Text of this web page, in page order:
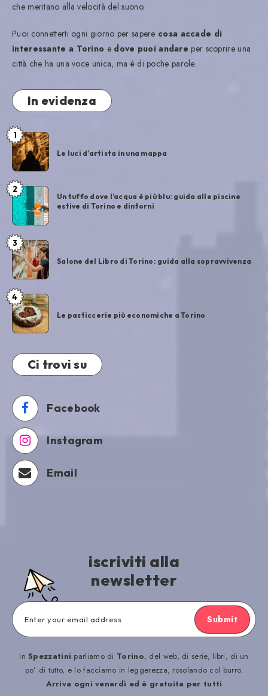
che meritano alla velocità del suono.
Puoi connetterti ogni giorno per sapere cosa accade di
interessante a Torino e dove puoi andare per scoprire una
città che ha una voce unica, ma è di poche parole.
In evidenza
1
Le luci d’artista in una mappa
2
Un tuffo dove l’acqua è più blu: guida alle piscine
estive di Torino e dintorni
3
Salone del Libro di Torino: guida alla sopravvivenza
4
Le pasticcerie più economiche a Torino
Ci trovi su
Facebook
Instagram
Email
iscriviti alla
newsletter
Submit
InSpezzatini parliamo di Torino, del web, di serie, libri, di un
po’ di tutto, e lo facciamo in leggerezza, rosolando col burro.
Arriva ogni venerdì ed è gratuita per tutti